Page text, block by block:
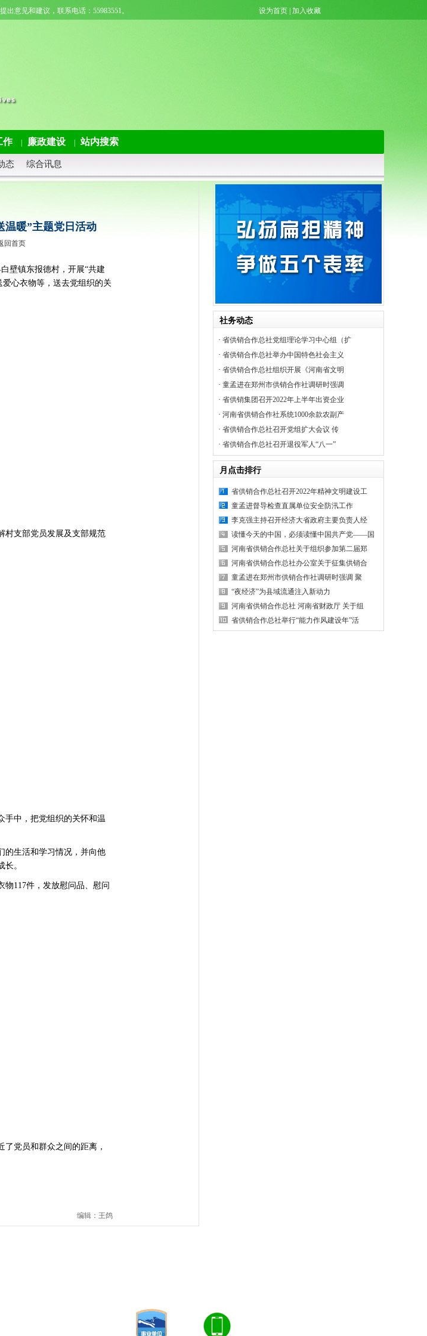
出意见和建议，联系电话：55983551。 设为首页 加入收藏
作 廉政建设 站内搜索
态 综合讯息
温暖”主题党日活动
回首页
壁镇东报德村，开展“共建
心衣物等，送去党组织的关
支部党员发展及支部规范
中，把党组织的关怀和温
生活和学习情况，并向他
。
117件，发放慰问品、慰问
党员和群众之间的距离，
编辑：王鸽
社务动态
· 省供销合作总社党组理论学习中心组（扩
· 省供销合作总社举办中国特色社会主义
· 省供销合作总社组织开展《河南省文明
· 童孟进在郑州市供销合作社调研时强调
· 省供销集团召开2022年上半年出资企业
· 河南省供销合作社系统1000余款农副产
· 省供销合作总社召开党组扩大会议 传
· 省供销合作总社召开退役军人“八一”
月点击排行
省供销合作总社召开2022年精神文明建设工
童孟进督导检查直属单位安全防汛工作
李克强主持召开经济大省政府主要负责人经
读懂今天的中国，必须读懂中国共产党——国
河南省供销合作总社关于组织参加第二届郑
河南省供销合作总社办公室关于征集供销合
童孟进在郑州市供销合作社调研时强调 聚
“夜经济”为县域流通注入新动力
河南省供销合作总社 河南省财政厅 关于组
省供销合作总社举行“能力作风建设年”活